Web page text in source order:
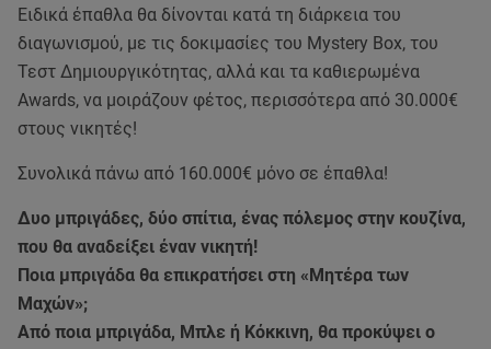
Ειδικά έπαθλα θα δίνονται κατά τη διάρκεια του
διαγωνισμού, με τις δοκιμασίες του Mystery Box, του
Τεστ Δημιουργικότητας, αλλά και τα καθιερωμένα
Awards, να μοιράζουν φέτος, περισσότερα από 30.000€
στους νικητές!
Συνολικά πάνω από 160.000€ μόνο σε έπαθλα!
Δυο μπριγάδες, δύο σπίτια, ένας πόλεμος στην κουζίνα,
που θα αναδείξει έναν νικητή!
Ποια μπριγάδα θα επικρατήσει στη «Μητέρα των
Μαχών»;
Από ποια μπριγάδα, Μπλε ή Κόκκινη, θα προκύψει ο